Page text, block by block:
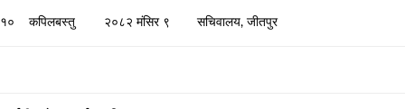
१० कपिलबस्तु २०८२ मंसिर ९ सचिवालय, जीतपुर